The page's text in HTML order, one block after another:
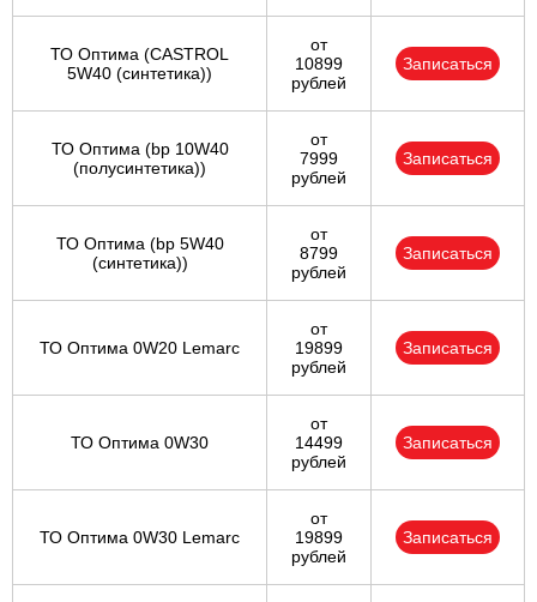
ТО Оптима (CASTROL
5W40 (синтетика))
от
10899
рублей
Записаться
ТО Оптима (bp 10W40
(полусинтетика))
от
7999
рублей
Записаться
ТО Оптима (bp 5W40
(синтетика))
от
8799
рублей
Записаться
ТО Оптима 0W20 Lemarc
от
19899
рублей
Записаться
ТО Оптима 0W30
от
14499
рублей
Записаться
ТО Оптима 0W30 Lemarc
от
19899
рублей
Записаться